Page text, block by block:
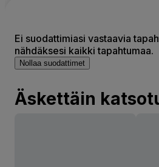
Ei suodattimiasi vastaavia
nähdäksesi kaikki tapahtumaa.
Nollaa suodattimet
Äskettäin